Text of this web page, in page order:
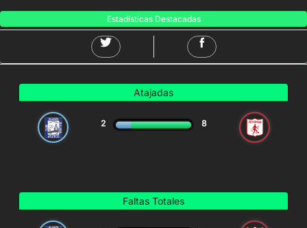
Estadísticas Destacadas
Atajadas
2 8
Faltas Totales